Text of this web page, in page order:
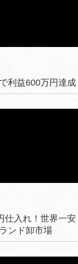
利益600万円達
仕入れ！世界一
ンド卸市場